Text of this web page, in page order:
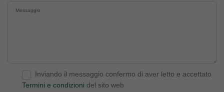
Inviando il messaggio confermo di aver letto e accettato
Termini e condizioni del sito web